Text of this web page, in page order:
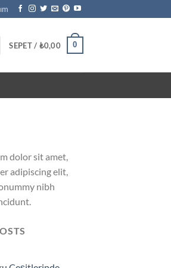
SEPET / ₺0,00 0
dolor sit amet,
adipiscing elit,
nibh